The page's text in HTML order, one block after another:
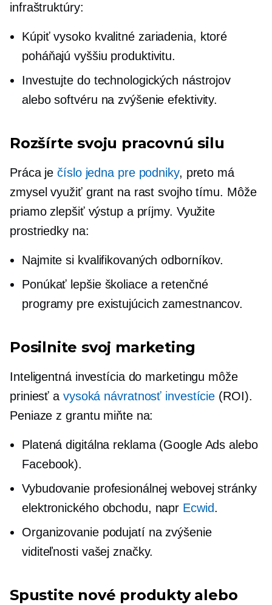
infraštruktúry:
Kúpiťvysoko kvalitnézariadenia, ktoré
poháňajú vyššiu produktivitu.
Investujte do technologických nástrojov
alebo softvéru na zvýšenie efektivity.
Rozšírte svoju pracovnú silu
Práca ječíslo jedna pre podniky, preto má
zmysel využiť grant na rast svojho tímu. Môže
priamo zlepšiť výstup a príjmy. Využite
prostriedky na:
Najmite si kvalifikovaných odborníkov.
Ponúkať lepšie školiace a retenčné
programy pre existujúcich zamestnancov.
Posilnite svoj marketing
Inteligentná investícia do marketingu môže
priniesť a vysoká návratnosť investície (ROI).
Peniaze z grantu miňte na:
Platená digitálna reklama (Google Ads alebo
Facebook).
Vybudovanie profesionálnej webovej stránky
elektronického obchodu, napr Ecwid.
Organizovanie podujatí na zvýšenie
viditeľnosti vašej značky.
Spustite nové produkty alebo